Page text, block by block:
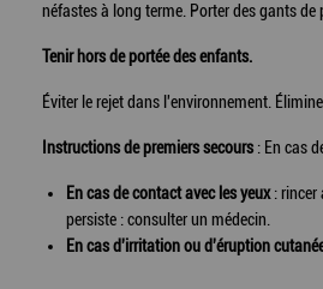
néfastes à long terme. Porter des gants
Tenir hors de portée des enfants.
Éviter le rejet dans l'environnement.
Instructions de premiers secours: En cas
En cas de contact avec les yeux: rincer
persiste : consulter un médecin.
En cas d'irritation ou d'éruption